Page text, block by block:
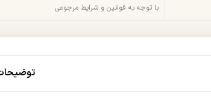
با توجه به قوانین و شرایط مرجوعی